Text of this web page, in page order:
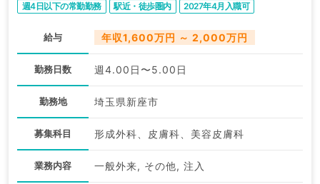
週4日以下の常勤勤務 駅近・徒歩圏内 2027年4月入職可
給与 年収1,600万円 ～ 2,000万円
勤務日数 週4.00日〜5.00日
勤務地 埼玉県新座市
募集科目 形成外科、皮膚科、美容皮膚科
業務内容 一般外来, その他, 注入